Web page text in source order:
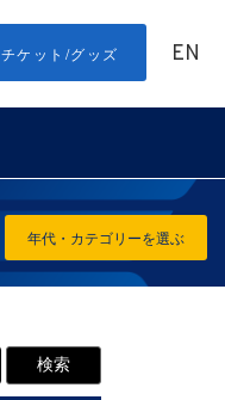
チケット/グッズ EN
年代・カテゴリーを選ぶ